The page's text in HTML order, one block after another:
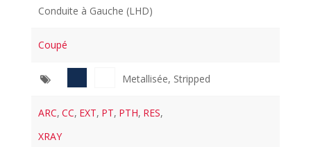
Conduite à Gauche (LHD)
Coupé
Metallisée, Stripped
ARC, CC, EXT, PT, PTH, RES,
XRAY